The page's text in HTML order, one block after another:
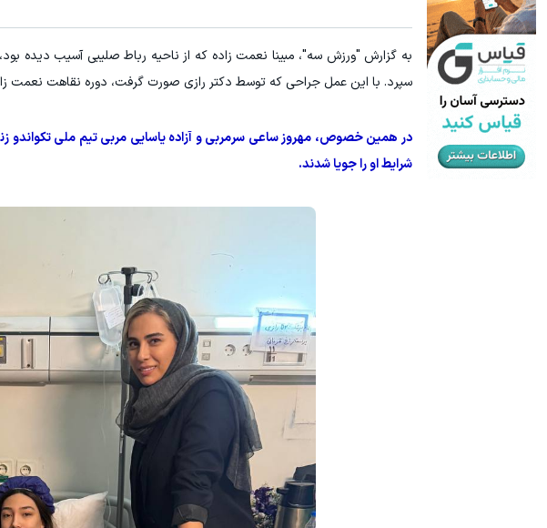
به گزارش "ورزش سه"، مبینا نعمت زاده که از ناحیه رباط صلیبی آسیب دیده
سپرد. با این عمل جراحی که توسط دکتر رازی صورت گرفت، دوره نقاهت نعمت
در همین خصوص، مهروز ساعی سرمربی و آزاده یاسایی مربی تیم ملی تکواندو
شرایط او را جویا شدند.
سرمایه گذاری ارزی روی سهام تویوتا - کلیک کن
ثبت نام کنید ثبت نام کنید